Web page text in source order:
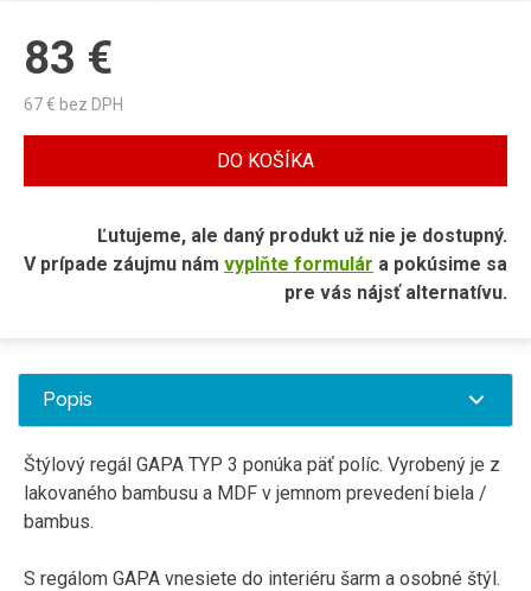
83 €
67€ bez DPH
DO KOŠÍKA
Ľutujeme, ale daný produkt už nie je dostupný.
V prípade záujmu nám vyplňte formulár a pokúsime sa
pre vás nájsť alternatívu.
Popis
Štýlový regál GAPA TYP 3 ponúka päť políc. Vyrobený je z
lakovaného bambusu a MDF v jemnom prevedení biela /
bambus.
S regálom GAPA vnesiete do interiéru šarm a osobné štýl.